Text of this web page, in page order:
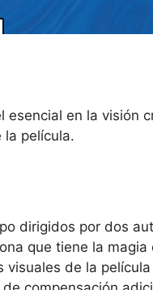
en la visión
película.
dirigidos por dos
que tiene la
de la